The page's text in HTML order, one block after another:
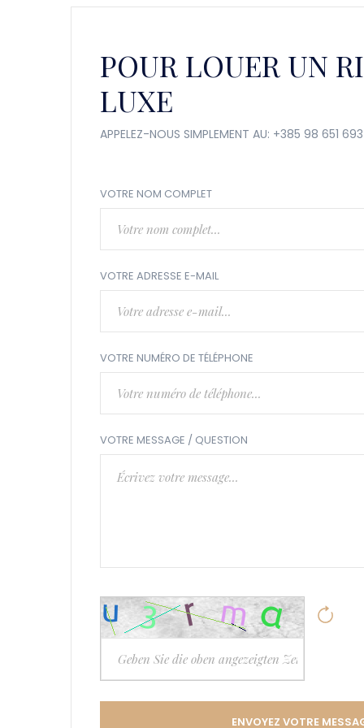
POUR LOUER UN
LUXE
APPELEZ-NOUS SIMPLEMENT AU: +385 98 651 693
VOTRE NOM COMPLET
VOTRE ADRESSE E-MAIL
VOTRE NUMÉRO DE TÉLÉPHONE
VOTRE MESSAGE / QUESTION
ENVOYEZ VOTRE